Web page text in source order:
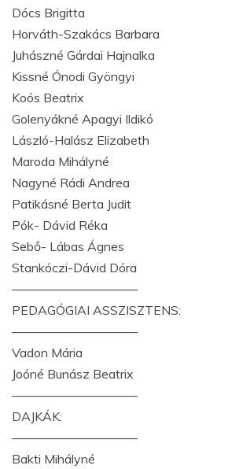
Dócs Brigitta
Horváth-Szakács Barbara
Juhászné Gárdai Hajnalka
Kissné Ónodi Gyöngyi
Koós Beatrix
Golenyákné Apagyi Ildikó
László-Halász Elizabeth
Maroda Mihályné
Nagyné Rádi Andrea
Patikásné Berta Judit
Pók- Dávid Réka
Sebő- Lábas Ágnes
Stankóczi-Dávid Dóra
——————————
PEDAGÓGIAI ASSZISZTENS:
——————————
Vadon Mária
Joóné Bunász Beatrix
——————————
DAJKÁK:
——————————
Bakti Mihályné